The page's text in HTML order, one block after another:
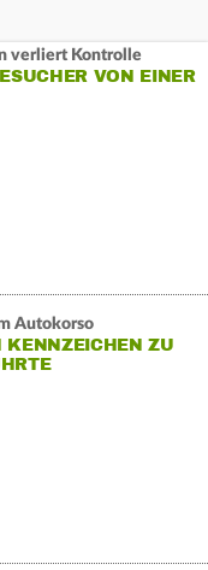
verliert Kontrolle
VON EINER
Autokorso
KENNZEICHEN ZU